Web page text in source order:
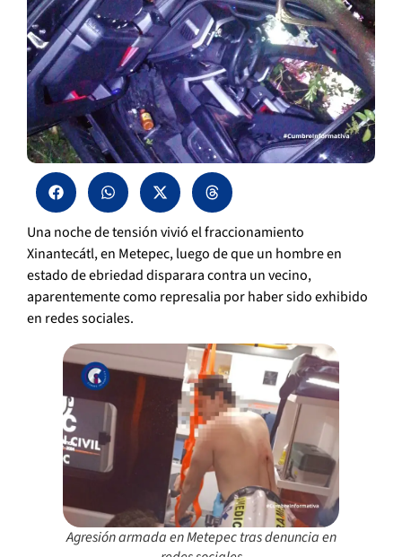
Una noche de tensión vivió el fraccionamiento
Xinantecátl, en Metepec, luego de que un hombre en
estado de ebriedad disparara contra un vecino,
aparentemente como represalia por haber sido exhibido
en redes sociales.
Agresión armada en Metepec tras denuncia en